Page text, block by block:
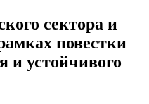
сектора и
повестки
и устойчивого